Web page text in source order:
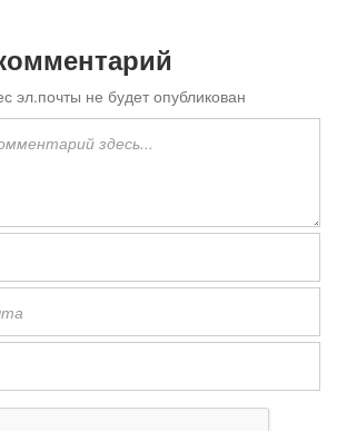
эл.почты не будет опубликован